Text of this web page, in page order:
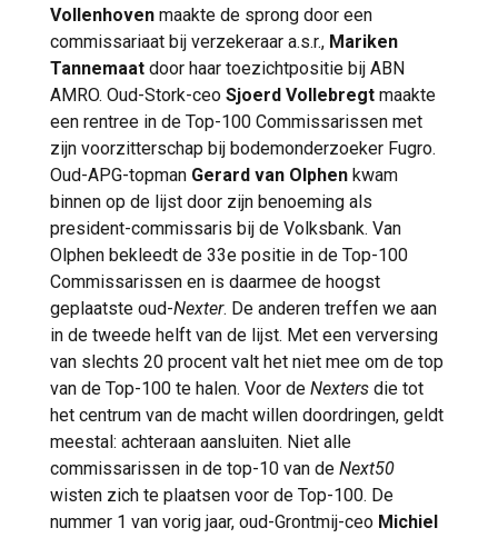
Vollenhoven maakte de sprong door een
commissariaat bij verzekeraar a.s.r., Mariken
Tannemaat door haar toezichtpositie bij ABN
AMRO. Oud-Stork-ceo Sjoerd Vollebregt maakte
een rentree in de Top-100 Commissarissen met
zijn voorzitterschap bij bodemonderzoeker Fugro.
Oud-APG-topman Gerard van Olphen kwam
binnen op de lijst door zijn benoeming als
president-commissaris bij de Volksbank. Van
Olphen bekleedt de 33e positie in de Top-100
Commissarissen en is daarmee de hoogst
geplaatste oud-Nexter. De anderen treffen we aan
in de tweede helft van de lijst. Met een verversing
van slechts 20 procent valt het niet mee om de top
van de Top-100 te halen. Voor de Nexters die tot
het centrum van de macht willen doordringen, geldt
meestal: achteraan aansluiten. Niet alle
commissarissen in de top-10 van de Next50
wisten zich te plaatsen voor de Top-100. De
nummer 1 van vorig jaar, oud-Grontmij-ceo Michiel